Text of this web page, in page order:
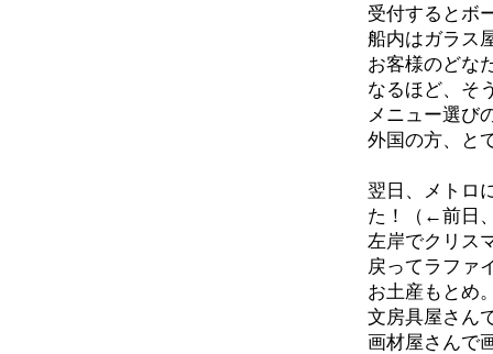
受付するとボ
船内はガラス
お客様のどな
なるほど、そ
メニュー選び
外国の方、と
翌日、メトロ
た！（←前日
左岸でクリス
戻ってラファ
お土産もとめ
文房具屋さん
画材屋さんで